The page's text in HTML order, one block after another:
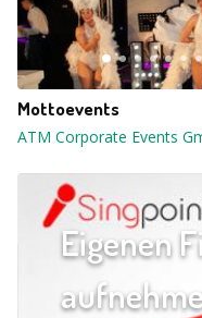
Mottoevents
ATM Corporate Events
Eigenen